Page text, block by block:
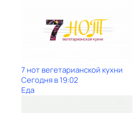
7 нот вегетарианской кухни
Сегодня в 19:02
Еда